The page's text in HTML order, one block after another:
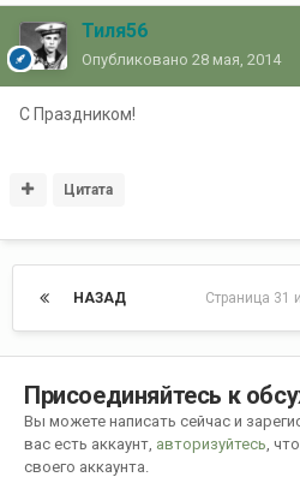
Тиля56
Опубликовано 28 мая, 2014
С Праздником!
Цитата
НАЗАД Страница 31
Присоединяйтесь к
Вы можете написать сейчас и
вас есть аккаунт, авторизуйтесь ,
своего аккаунта.